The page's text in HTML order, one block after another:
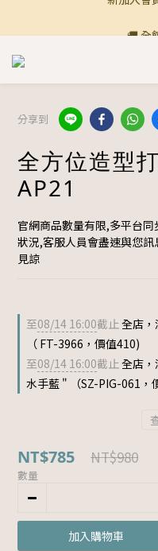
分享到
全方位造型
AP21
官網商品數量有限,多平台
狀況,客服人員會盡速與您
見諒
至08/14 16:00截止全店
（ FT-3966，價值410)
至08/14 16:00截止全店
水手藍 " （SZ-PIG-061，
NT$785 NT$980
數量
加入購物車